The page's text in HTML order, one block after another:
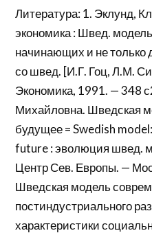
Литература: 1. Эклунд,
экономика : Швед.
начинающих и не только
со швед. [И.Г. Гоц, Л.М.
Экономика, 1991. — 348
Михайловна. Шведская
будущее = Swedish
future : эволюция швед.
Центр Сев. Европы. —
Шведская модель
постиндустриального
характеристики